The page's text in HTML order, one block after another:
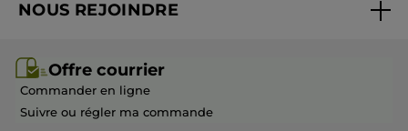
Idées cadeaux
Collection de Noël
Mes cadeaux
Questions & Réponses
Contactez-nous
NOUS REJOINDRE
Devenir franchisé ou gérant
Offre courrier
Commander en ligne
Suivre ou régler ma commande